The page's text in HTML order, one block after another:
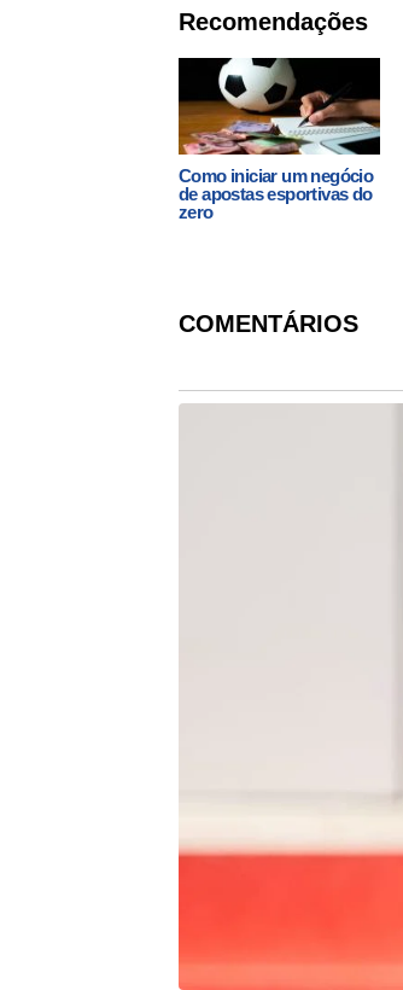
Recomendações
Como iniciar um negócio
de apostas esportivas do
zero
COMENTÁRIOS